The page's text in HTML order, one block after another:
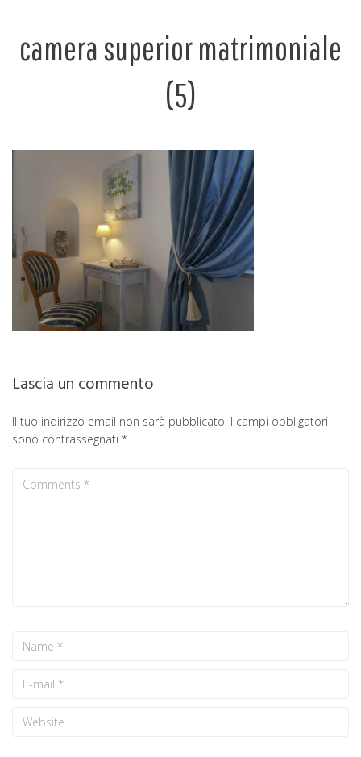
camera superior matrimoniale
(5)
Lascia un commento
Il tuo indirizzo email non sarà pubblicato. I campi obbligatori
sono contrassegnati *